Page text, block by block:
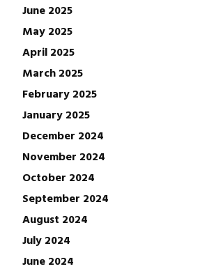
June 2025
May 2025
April 2025
March 2025
February 2025
January 2025
December 2024
November 2024
October 2024
September 2024
August 2024
July 2024
June 2024